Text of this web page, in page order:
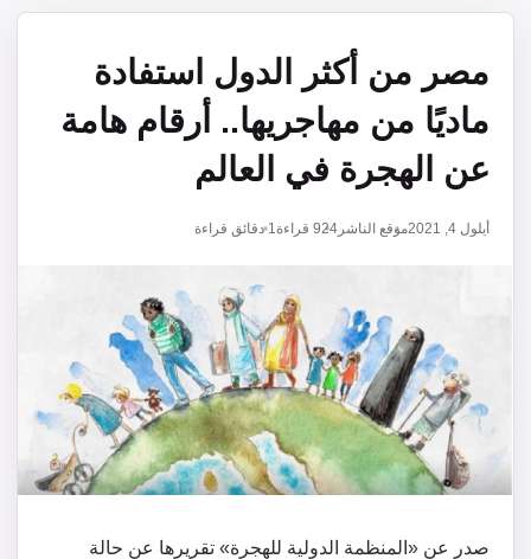
مصر من أكثر الدول استفادة
ماديًا من مهاجريها.. أرقام هامة
عن الهجرة في العالم
أيلول 4, 2021 موقع الناشر 924 قراءة1 دقائق قراءة
صدر عن «المنظمة الدولية للهجرة» تقريرها عن حالة